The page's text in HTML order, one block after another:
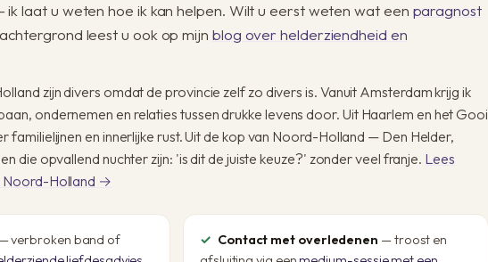
laat u weten hoe ik kan helpen. Wilt u eerst weten wat een paragnost
leest u ook op mijn blog over helderziendheid en
zijn divers omdat de provincie zelf zo divers is. Vanuit Amsterdam krijg ik
ondernemen en relaties tussen drukke levens door. Uit Haarlem en het Gooi
familielijnen en innerlijke rust. Uit de kop van Noord-Holland — Den Helder,
die opvallend nuchter zijn: 'is dit de juiste keuze?' zonder veel franje. Lees
Noord-Holland →
— verbroken band of
Contact met overledenen — troost en